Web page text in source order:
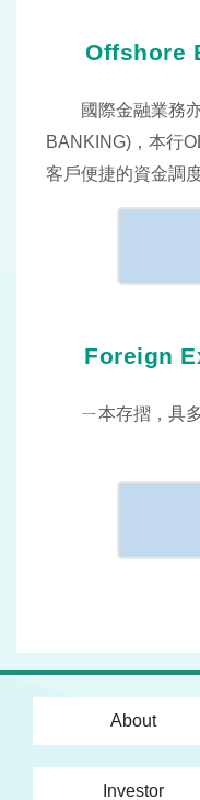
Offshore
國際金融業務
BANKING)，本行
客戶便捷的資金調
Foreign
ㄧ本存摺，具
About
Investor